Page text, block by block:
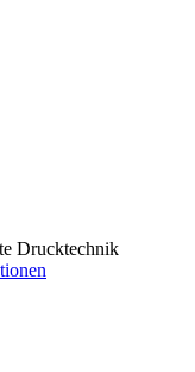
Drucktechnik